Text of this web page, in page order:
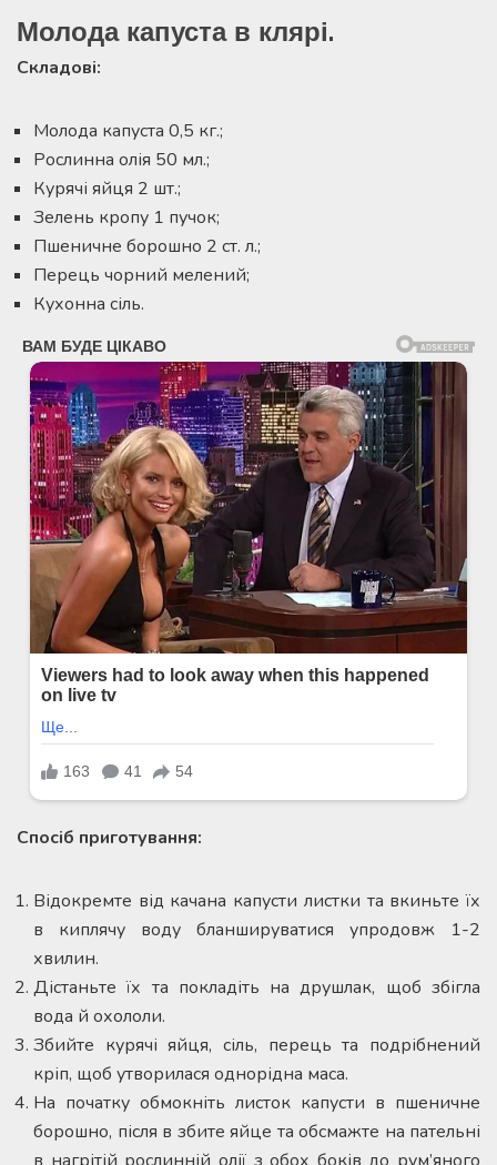
Молода капуста в клярі.
Складові:
Молода капуста 0,5 кг.;
Рослинна олія 50 мл.;
Курячі яйця 2 шт.;
Зелень кропу 1 пучок;
Пшеничне борошно 2 ст. л.;
Перець чорний мелений;
Кухонна сіль.
Спосіб приготування:
Відокремте від качана капусти листки та вкиньте їх
в киплячу воду бланшируватися упродовж 1-2
хвилин.
Дістаньте їх та покладіть на друшлак, щоб збігла
вода й охололи.
Збийте курячі яйця, сіль, перець та подрібнений
кріп, щоб утворилася однорідна маса.
На початку обмокніть листок капусти в пшеничне
борошно, після в збите яйце та обсмажте на пательні